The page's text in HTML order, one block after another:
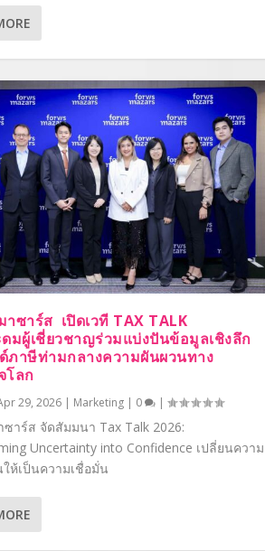
าซาร์ส เปิดเวที TAX TALK
ดมผู้เชี่ยวชาญร่วมแบ่งปันข้อมูลเชิงลึก
ภาษีท่ามกลางความผันผวนทาง
โลก
29, 2026| Marketing| 0 |
าร์ส จัดสัมมนา Tax Talk 2026:
Uncertainty into Confidence เปลี่ยนความ
ห้เป็นความเชื่อมั่น